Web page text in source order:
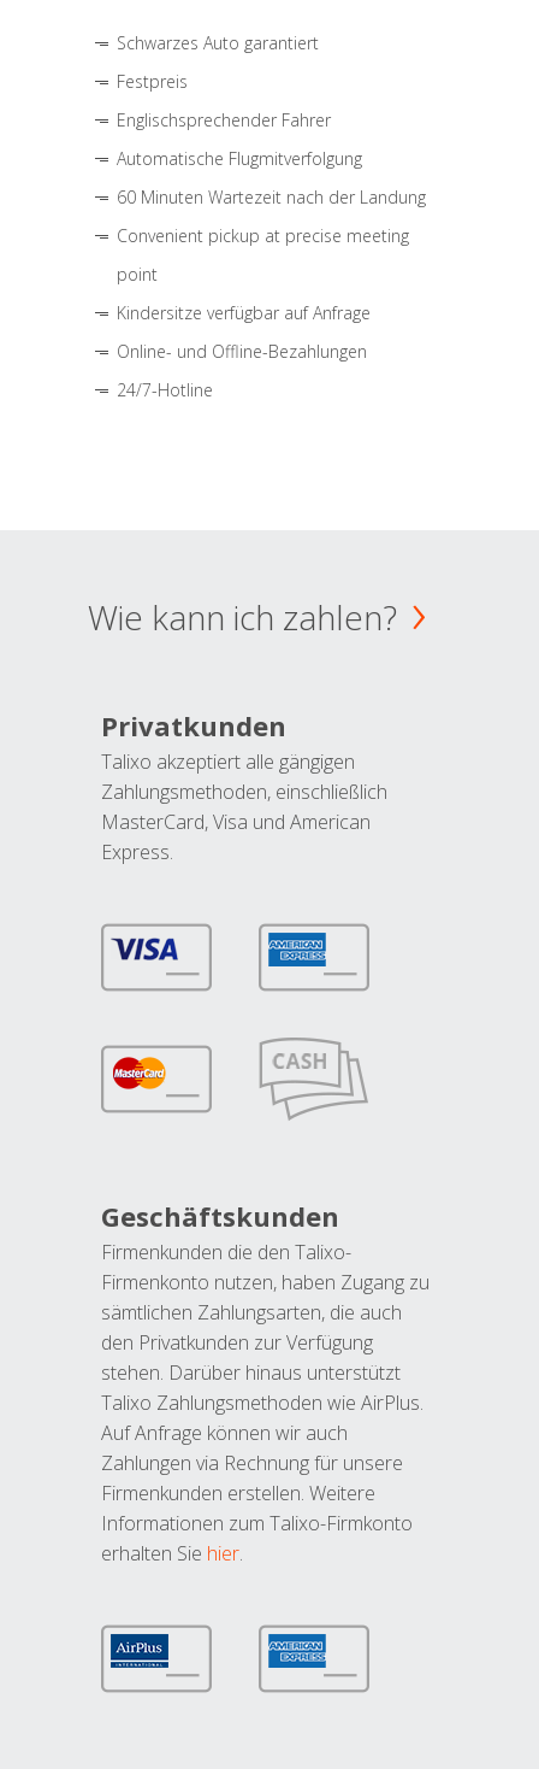
Schwarzes Auto garantiert
Festpreis
Englischsprechender Fahrer
Automatische Flugmitverfolgung
60 Minuten Wartezeit nach der Landung
Convenient pickup at precise meeting
point
Kindersitze verfügbar auf Anfrage
Online- und Offline-Bezahlungen
24/7-Hotline
Wie kann ich zahlen?
Privatkunden
Talixo akzeptiert alle gängigen
Zahlungsmethoden, einschließlich
MasterCard, Visa und American
Express.
Geschäftskunden
Firmenkunden die den Talixo-
Firmenkonto nutzen, haben Zugang zu
sämtlichen Zahlungsarten, die auch
den Privatkunden zur Verfügung
stehen. Darüber hinaus unterstützt
Talixo Zahlungsmethoden wie AirPlus.
Auf Anfrage können wir auch
Zahlungen via Rechnung für unsere
Firmenkunden erstellen. Weitere
Informationen zum Talixo-Firmkonto
erhalten Sie hier.